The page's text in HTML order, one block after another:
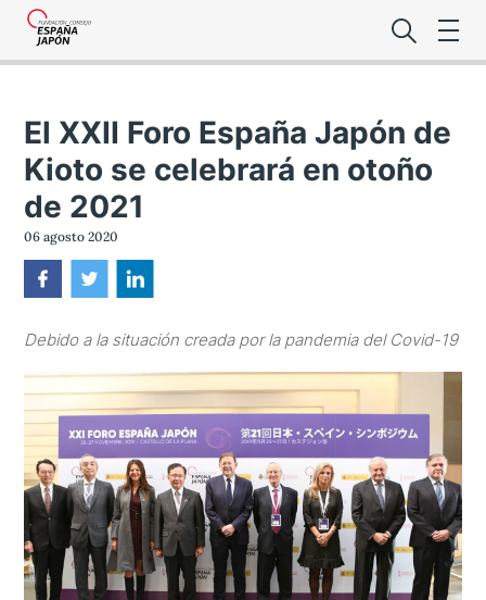
Premio de
Noticias
Aviso legal
El XXII Foro España Japón de
Kioto se celebrará en otoño
de 2021
06 agosto 2020
Debido a la situación creada por la pandemia del Covid-19